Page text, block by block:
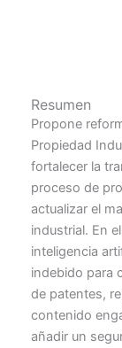
Resumen
Propone
Propiedad
fortalecer la
proceso de
actualizar el
industrial. En
inteligencia
indebido para
de patentes,
contenido
añadir un